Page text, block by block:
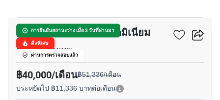
การยืนยันสถานะว่าง เมื่อ 3 วันที่ผ่านมา
ดีลพิเศษ
ผ่านการตรวจสอบแล้ว
ท็อป วิว ทาวเวอร์ คอนโดมิเนียม
สุขุมวิท, กรุงเทพ
฿40,000/เดือน฿51,336/เดือน
ประหยัดไป ฿11,336 บาทต่อเดือน